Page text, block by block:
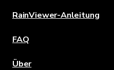
RainViewer-Anleitung
FAQ
Über